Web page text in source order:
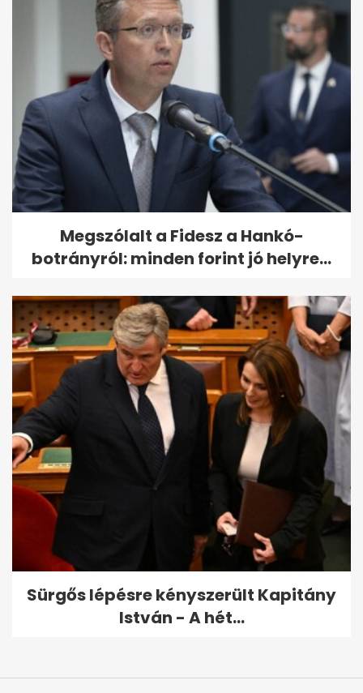
Megszólalt a Fidesz a Hankó-
botrányról: minden forint jó helyre...
Sürgős lépésre kényszerült Kapitány
István - A hét...